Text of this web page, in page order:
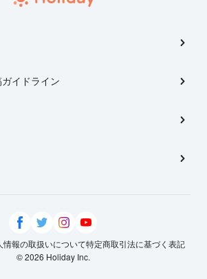
イドライン
情報の取扱いについて特定商取引法に基づく表記
© 2026 Holiday Inc.